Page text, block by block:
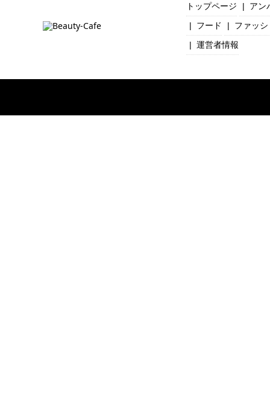
トップページ
アン
フード
ファッ
運営者情報